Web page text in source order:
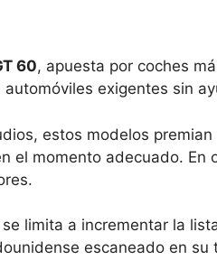
60, apuesta por coches
exigentes sin
estos modelos
el momento adecuado.
se limita a incrementar la
escaneado en